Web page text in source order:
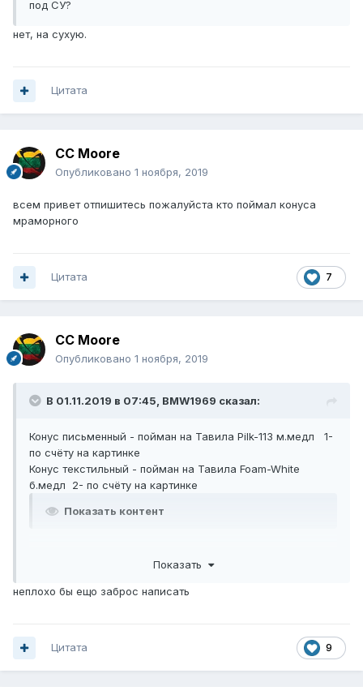
под СУ?
нет, на сухую.
Цитата
CC Moore
Опубликовано 1 ноября, 2019
всем привет отпишитесь пожалуйста кто поймал конуса
мраморного
7
Цитата
CC Moore
Опубликовано 1 ноября, 2019
В 01.11.2019 в 07:45, BMW1969 сказал:
Конус письменный - пойман на Тавила Pilk-113 м.медл 1-
по счёту на картинке
Конус текстильный - пойман на Тавила Foam-White
б.медл 2- по счёту на картинке
Показать контент
Показать
неплохо бы ещо заброс написать
9
Цитата